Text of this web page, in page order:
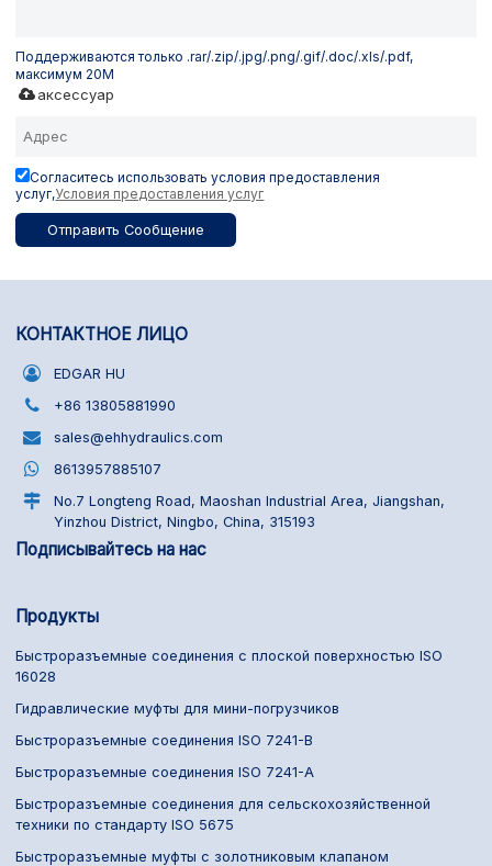
Поддерживаются только .rar/.zip/.jpg/.png/.gif/.doc/.xls/.pdf,
максимум 20M
аксессуар
Согласитесь использовать условия предоставления
услуг,Условия предоставления услуг
Отправить Сообщение
КОНТАКТНОЕ ЛИЦО
EDGAR HU
+86 13805881990
sales@ehhydraulics.com
8613957885107
No.7 Longteng Road, Maoshan Industrial Area, Jiangshan,
Yinzhou District, Ningbo, China, 315193
Подписывайтесь на нас
Продукты
Быстроразъемные соединения с плоской поверхностью ISO
16028
Гидравлические муфты для мини-погрузчиков
Быстроразъемные соединения ISO 7241-B
Быстроразъемные соединения ISO 7241-A
Быстроразъемные соединения для сельскохозяйственной
техники по стандарту ISO 5675
Быстроразъемные муфты с золотниковым клапаном